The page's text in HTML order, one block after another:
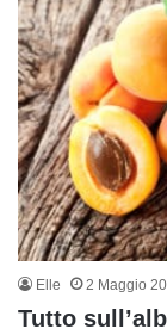
Elle 2 Maggio
Tutto